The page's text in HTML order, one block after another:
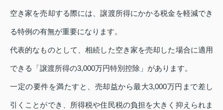
空き家を売却する際には、譲渡所得にかかる税金を軽減でき
る特例の有無が重要になります。
代表的なものとして、相続した空き家を売却した場合に適用
できる「譲渡所得の3,000万円特別控除」があります。
一定の要件を満たすと、売却益から最大3,000万円まで差し
引くことができ、所得税や住民税の負担を大きく抑えられま